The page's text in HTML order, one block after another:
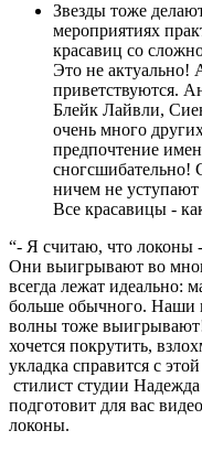
Звезды тоже
мероприятиях
красавиц со
Это не актуально!
приветствуются.
Блейк Лайвли,
очень много
предпочтение
сногсшибательно!
ничем не
Все красавицы -
“- Я считаю, что локоны
Они выигрывают во
всегда лежат идеально:
больше обычного. Наши
волны тоже
хочется покрутить,
укладка справится с
стилист студии
подготовит для вас
локоны.